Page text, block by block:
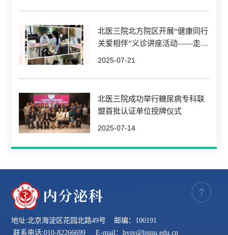
北医三院北方院区开展“健康同行
关爱相伴”义诊讲座活动——走进
2025-07-21
北医三院成功举行糖尿病专科联
盟首批认证单位授牌仪式
2025-07-14
地址:北京海淀区花园北路49号 邮编：100191
联系电话:010-82266699 E-mail：bysy@bjmu.edu.cn